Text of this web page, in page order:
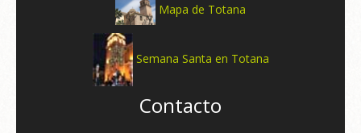
Mapa de Totana
Semana Santa en Totana
Contacto